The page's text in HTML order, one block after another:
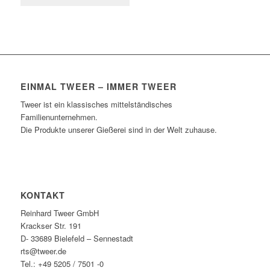
EINMAL TWEER – IMMER TWEER
Tweer ist ein klassisches mittelständisches
Familienunternehmen.
Die Produkte unserer Gießerei sind in der Welt zuhause.
KONTAKT
Reinhard Tweer GmbH
Krackser Str. 191
D- 33689 Bielefeld – Sennestadt
rts@tweer.de
Tel.: +49 5205 / 7501 -0